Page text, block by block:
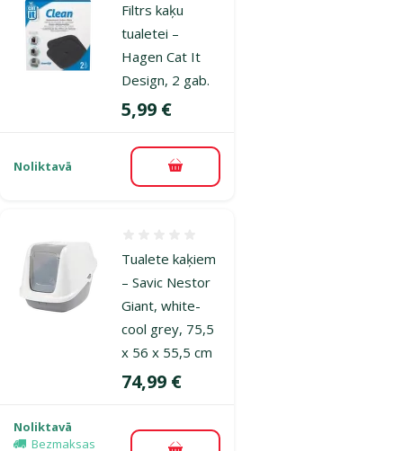
Filtrs kaķu
tualetei –
Hagen Cat It
Design, 2 gab.
Cena
5,99 €
Noliktavā Pievienot grozam
Tualete kaķiem
– Savic Nestor
Giant, white-
cool grey, 75,5
x 56 x 55,5 cm
Cena
74,99 €
Noliktavā
Bezmaksas